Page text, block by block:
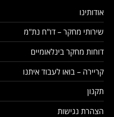
אודותינו
שירותי מחקר – דו"ח נת"מ
דוחות מחקר בינלאומיים
קריירה – בואו לעבוד איתנו
תקנון
הצהרת נגישות